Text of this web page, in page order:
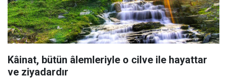
Kâinat, bütün âlemleriyle o cilve ile hayattar
ve ziyadardır